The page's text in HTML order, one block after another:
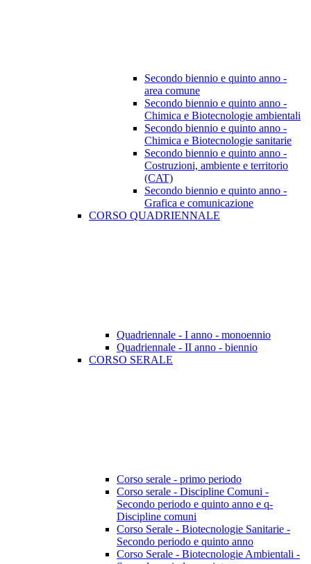
Secondo biennio e quinto anno -
area comune
Secondo biennio e quinto anno -
Chimica e Biotecnologie ambientali
Secondo biennio e quinto anno -
Chimica e Biotecnologie sanitarie
Secondo biennio e quinto anno -
Costruzioni, ambiente e territorio
(CAT)
Secondo biennio e quinto anno -
Grafica e comunicazione
CORSO QUADRIENNALE
Quadriennale - I anno - monoennio
Quadriennale - II anno - biennio
CORSO SERALE
Corso serale - primo periodo
Corso serale - Discipline Comuni -
Secondo periodo e quinto anno e q-
Discipline comuni
Corso Serale - Biotecnologie Sanitarie -
Secondo periodo e quinto anno
Corso Serale - Biotecnologie Ambientali -